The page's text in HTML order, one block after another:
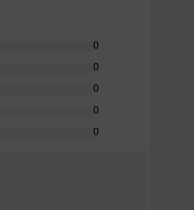
0
0
0
0
0